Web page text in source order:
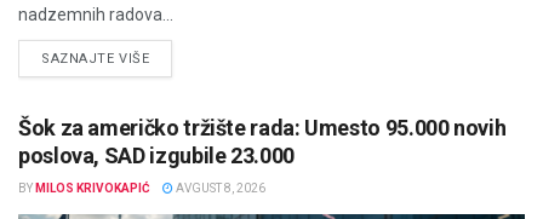
nadzemnih radova...
SAZNAJTE VIŠEDETAILS
Šok za američko tržište rada: Umesto 95.000 novih
poslova, SAD izgubile 23.000
BY MILOS KRIVOKAPIĆ AVGUST 8, 2026